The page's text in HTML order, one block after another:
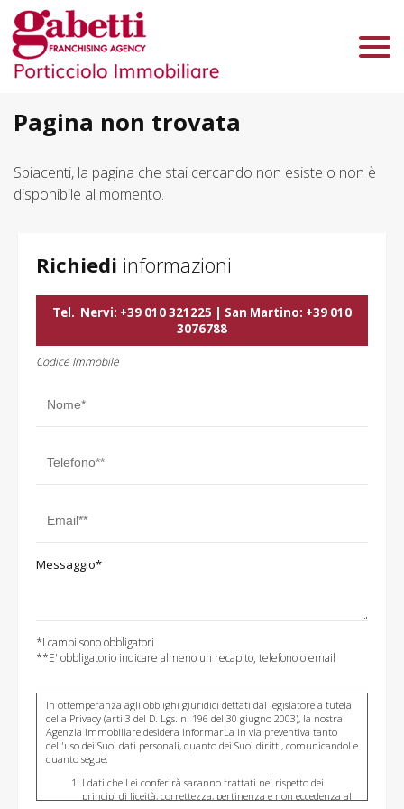
Chi Siamo
Immobili In Vendita
Immobili In Affitto
Lascia Una Richiesta
Contatti
Pagina non trovata
Spiacenti, la pagina che stai cercando non esiste o non è
disponibile al momento.
Richiedi informazioni
Tel. Nervi: +39 010 321225 | San Martino: +39 010
3076788
Codice Immobile
Messaggio*
*I campi sono obbligatori
**E' obbligatorio indicare almeno un recapito, telefono o email
In ottemperanza agli obblighi giuridici dettati dal legislatore a tutela
della Privacy (arti 3 del D. Lgs. n. 196 del 30 giugno 2003), la nostra
Agenzia Immobiliare desidera informarLa in via preventiva tanto
dell'uso dei Suoi dati personali, quanto dei Suoi diritti, comunicandoLe
quanto segue:
I dati che Lei conferirà saranno trattati nel rispetto dei
principi di liceità, correttezza, pertinenza e non eccedenza al